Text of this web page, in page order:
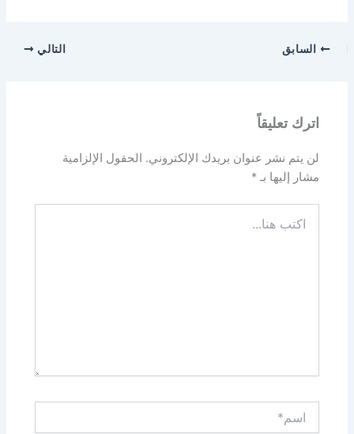
السابق التالي
اترك تعليقاً
لن يتم نشر عنوان بريدك الإلكتروني. الحقول الإلزامية
مشار إليها بـ*
هنا...